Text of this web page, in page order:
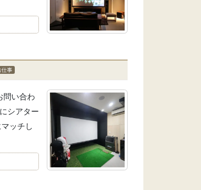
仕事
問い合わ
シアター
ッチし